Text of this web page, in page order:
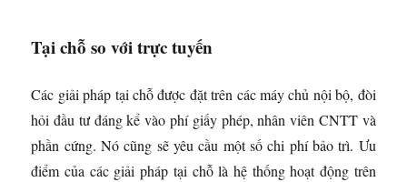
Tại chỗ so với trực tuyến
Các giải pháp tại chỗ được đặt trên các máy chủ nội bộ, đòi
hỏi đầu tư đáng kể vào phí giấy phép, nhân viên CNTT và
phần cứng. Nó cũng sẽ yêu cầu một số chi phí bảo trì. Ưu
điểm của các giải pháp tại chỗ là hệ thống hoạt động trên